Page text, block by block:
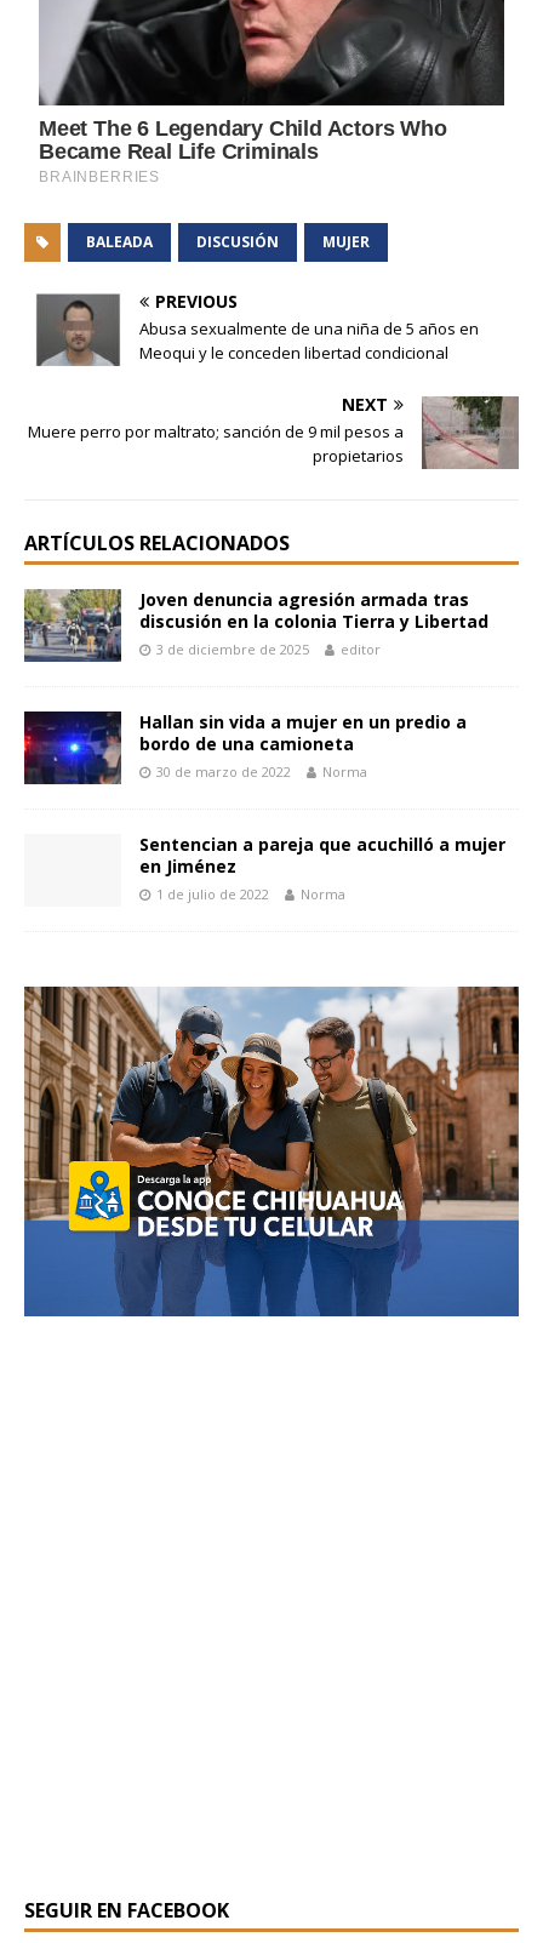
BALEADA DISCUSIÓN MUJER
PREVIOUS
Abusa sexualmente de una niña de 5 años en
Meoqui y le conceden libertad condicional
NEXT
Muere perro por maltrato; sanción de 9 mil pesos a
propietarios
ARTÍCULOS RELACIONADOS
Joven denuncia agresión armada tras
discusión en la colonia Tierra y Libertad
3 de diciembre de 2025 editor
Hallan sin vida a mujer en un predio a
bordo de una camioneta
30 de marzo de 2022 Norma
Sentencian a pareja que acuchilló a mujer
en Jiménez
1 de julio de 2022 Norma
SEGUIR EN FACEBOOK